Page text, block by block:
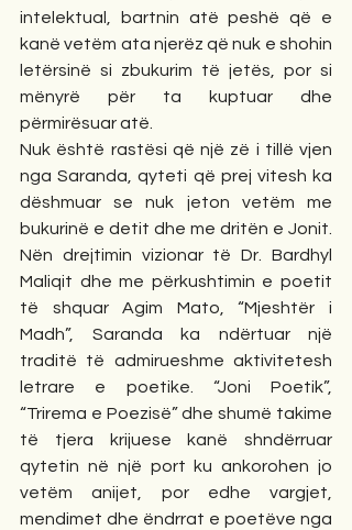
intelektual, bartnin atë peshë që e
kanë vetëm ata njerëz që nuk e shohin
letërsinë si zbukurim të jetës, por si
mënyrë për ta kuptuar dhe
përmirësuar atë.
Nuk është rastësi që një zë i tillë vjen
nga Saranda, qyteti që prej vitesh ka
dëshmuar se nuk jeton vetëm me
bukurinë e detit dhe me dritën e Jonit.
Nën drejtimin vizionar të Dr. Bardhyl
Maliqit dhe me përkushtimin e poetit
të shquar Agim Mato, “Mjeshtër i
Madh”, Saranda ka ndërtuar një
traditë të admirueshme aktivitetesh
letrare e poetike. “Joni Poetik”,
“Trirema e Poezisë” dhe shumë takime
të tjera krijuese kanë shndërruar
qytetin në një port ku ankorohen jo
vetëm anijet, por edhe vargjet,
mendimet dhe ëndrrat e poetëve nga